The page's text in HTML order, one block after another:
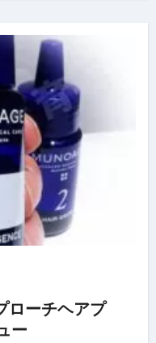
ローチヘアプ
ー